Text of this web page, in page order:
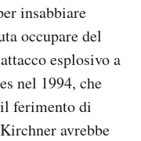
insabbiare
occupare del
esplosivo a
nel 1994, che
ferimento di
avrebbe